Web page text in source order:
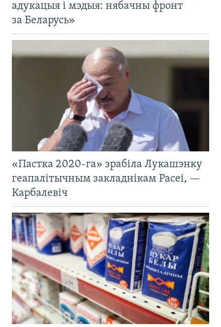
адукацыя і мэдыя: нябачны фронт
за Беларусь»
«Пастка 2020-га» зрабіла Лукашэнку
геапалітычным закладнікам Расеі, —
Карбалевіч